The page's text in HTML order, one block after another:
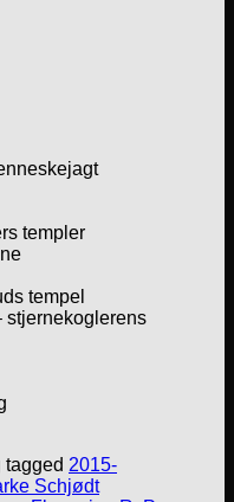
templer
tempel
stjernekoglerens
tagged 2015-
Schjødt